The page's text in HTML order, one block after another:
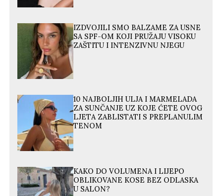
IZDVOJILI SMO BALZAME ZA USNE
SA SPF-OM KOJI PRUŽAJU VISOKU
ZAŠTITU I INTENZIVNU NJEGU
10 NAJBOLJIH ULJA I MARMELADA
ZA SUNČANJE UZ KOJE ĆETE OVOG
LJETA ZABLISTATI S PREPLANULIM
TENOM
KAKO DO VOLUMENA I LIJEPO
OBLIKOVANE KOSE BEZ ODLASKA
U SALON?